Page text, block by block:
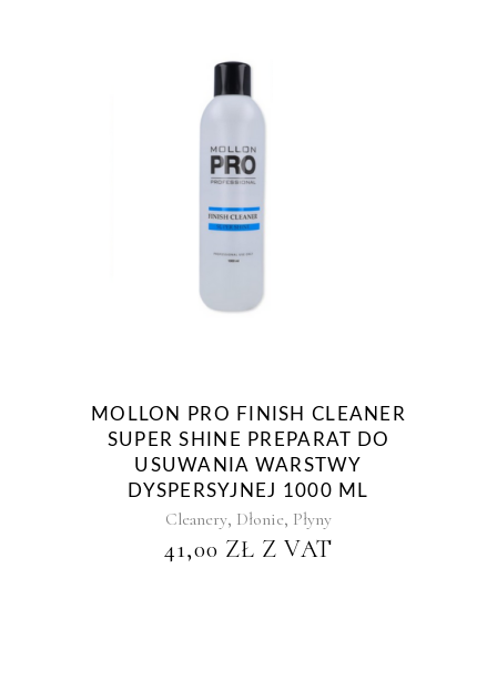
MOLLON PRO FINISH CLEANER
SUPER SHINE PREPARAT DO
USUWANIA WARSTWY
DYSPERSYJNEJ 1000 ML
Cleanery, Dłonie, Płyny
41,00 ZŁ Z VAT